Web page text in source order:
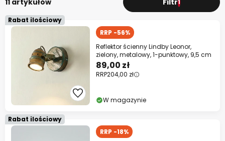
11 artykułów Filtr1
Rabat ilościowy
RRP -56%
Reflektor ścienny Lindby Leonor,
zielony, metalowy, 1-punktowy, 9,5 cm
89,00 zł
RRP204,00 zł
W magazynie
Rabat ilościowy
RRP -18%